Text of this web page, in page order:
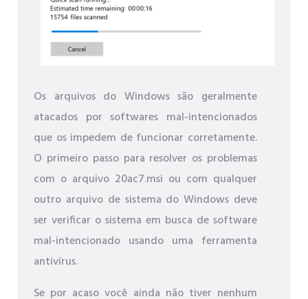
Os arquivos do Windows são geralmente
atacados por softwares mal-intencionados
que os impedem de funcionar corretamente.
O primeiro passo para resolver os problemas
com o arquivo 20ac7.msi ou com qualquer
outro arquivo de sistema do Windows deve
ser verificar o sistema em busca de software
mal-intencionado usando uma ferramenta
antivírus.
Se por acaso você ainda não tiver nenhum